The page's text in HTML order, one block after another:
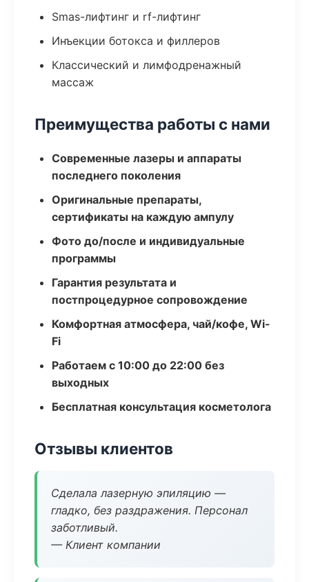
Smas-лифтинг и rf-лифтинг
Инъекции ботокса и филлеров
Классический и лимфодренажный
массаж
Преимущества работы с нами
Современные лазеры и аппараты
последнего поколения
Оригинальные препараты,
сертификаты на каждую ампулу
Фото до/после и индивидуальные
программы
Гарантия результата и
постпроцедурное сопровождение
Комфортная атмосфера, чай/кофе, Wi-
Fi
Работаем с 10:00 до 22:00 без
выходных
Бесплатная консультация косметолога
Отзывы клиентов
Сделала лазерную эпиляцию —
гладко, без раздражения. Персонал
заботливый.
— Клиент компании